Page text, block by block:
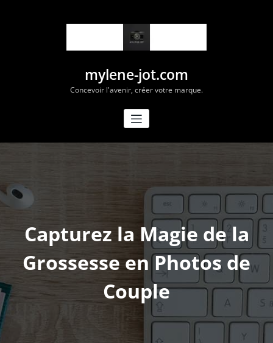
mylene-jot.com
Concevoir l'avenir, créer votre marque.
Capturez la Magie de la
Grossesse en Photos de
Couple